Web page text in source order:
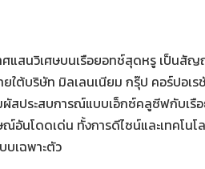
ศแสนวิเศษบนเรือยอทช์สุดหรู เป็น
ใต้บริษัท มิลเลนเนียม กรุ๊ป คอร์ปอเ
มผัสประสบการณ์แบบเอ็กซ์คลูซีฟกับเ
อันโดดเด่น ทั้งการดีไซน์และเทคโ
เฉพาะตัว